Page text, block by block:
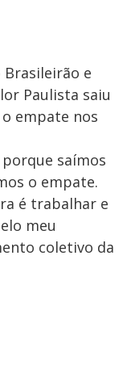
e
Paulista saiu
empate nos
saímos
o empate.
é trabalhar e
meu
coletivo da